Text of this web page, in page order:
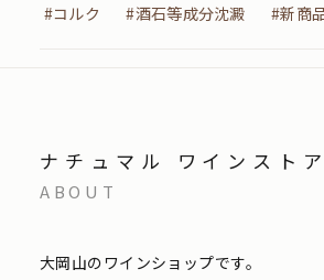
#コルク
#酒石等成分沈澱 #新商
ナチュマル ワインスト
ABOUT
大岡山のワインショップです。